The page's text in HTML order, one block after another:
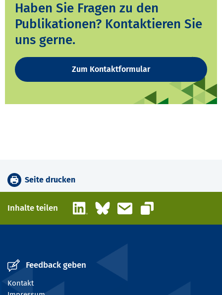
Haben Sie Fragen zu den
Publikationen? Kontaktieren Sie
uns gerne.
Zum Kontaktformular
Seite drucken
Inhalte teilen LinkedInBlueskyE-Mail
Link kopieren
Feedback geben
Kontakt